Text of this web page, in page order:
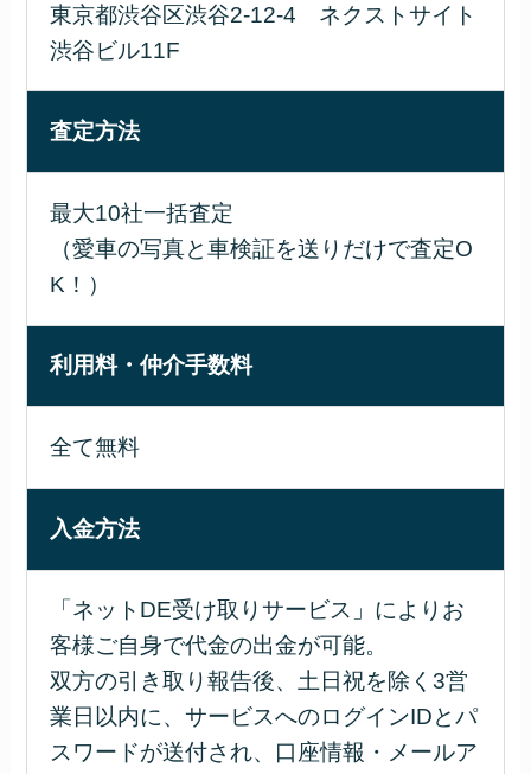
東京都渋谷区渋谷2-12-4 ネクストサイト
渋谷ビル11F
査定方法
最大10社一括査定
（愛車の写真と車検証を送りだけで査定O
K！）
利用料・仲介手数料
全て無料
入金方法
「ネットDE受け取りサービス」によりお
客様ご自身で代金の出金が可能。
双方の引き取り報告後、土日祝を除く3営
業日以内に、サービスへのログインIDとパ
スワードが送付され、口座情報・メールア